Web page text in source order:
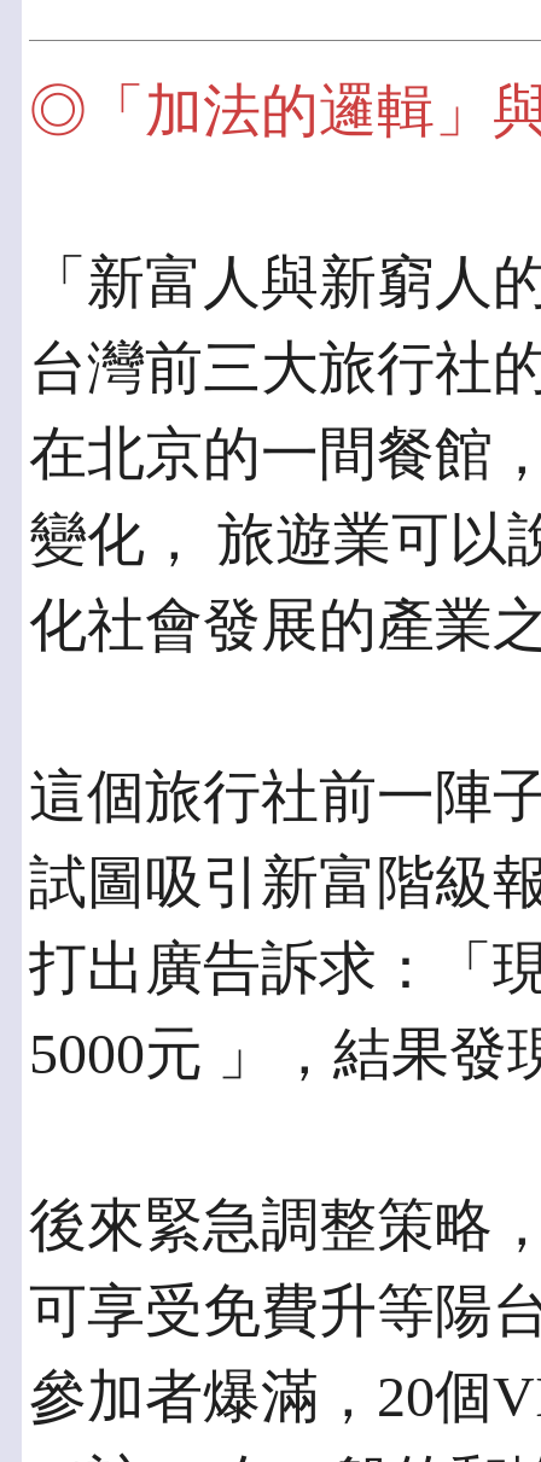
◎「加法的邏輯」
「新富人與新窮人
台灣前三大旅行社
在北京的一間餐館
變化， 旅遊業可以
化社會發展的產業
這個旅行社前一陣
試圖吸引新富階級
打出廣告訴求：「
5000元 」，結果發
後來緊急調整策略
可享受免費升等陽
參加者爆滿，20個